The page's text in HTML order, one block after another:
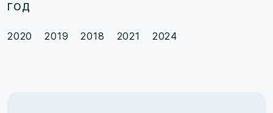
ГОД
2020 2019 2018 2021 2024